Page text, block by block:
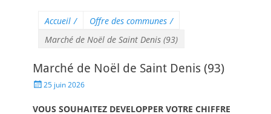
Accueil / Offre des communes /
Marché de Noël de Saint Denis (93)
Marché de Noël de Saint Denis (93)
25 juin 2026
VOUS SOUHAITEZ DEVELOPPER VOTRE CHIFFRE